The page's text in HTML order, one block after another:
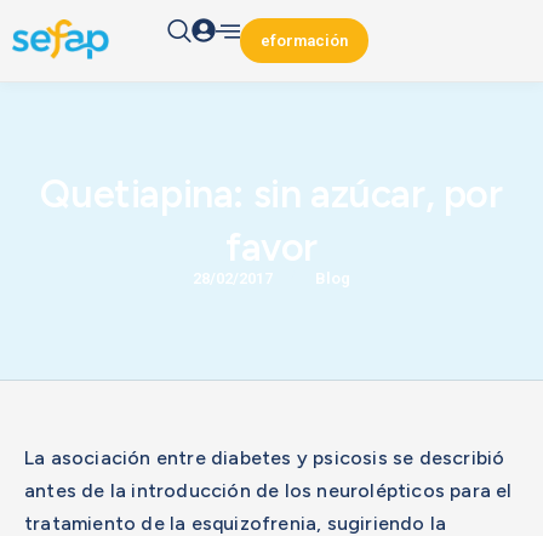
eformación
Quetiapina: sin azúcar, por
favor
28/02/2017 Blog
La asociación entre diabetes y psicosis se describió
antes de la introducción de los neurolépticos para el
tratamiento de la esquizofrenia, sugiriendo la